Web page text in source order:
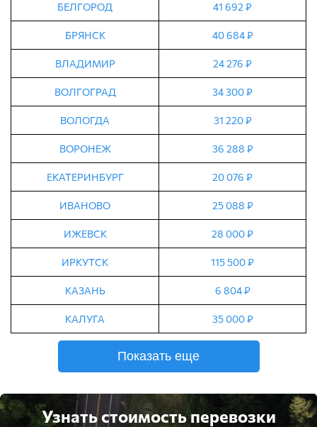
БЕЛГОРОД 41 692 ₽
БРЯНСК 40 684 ₽
ВЛАДИМИР 24 276 ₽
ВОЛГОГРАД 34 300 ₽
ВОЛОГДА 31 220 ₽
ВОРОНЕЖ 36 288 ₽
ЕКАТЕРИНБУРГ 20 076 ₽
ИВАНОВО 25 088 ₽
ИЖЕВСК 28 000 ₽
ИРКУТСК 115 500 ₽
КАЗАНЬ 6 804 ₽
КАЛУГА 35 000 ₽
Показать еще
Узнать стоимость перевозки